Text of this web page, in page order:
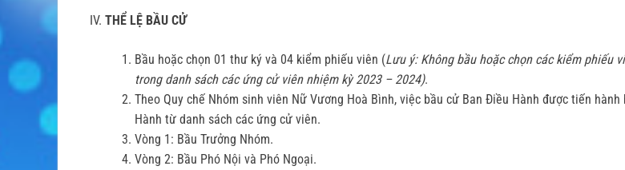
IV. THỂ LỆ BẦU CỬ
Bầu hoặc chọn 01 thư ký và 04 kiểm phiếu viên (Lưu ý: Không bầu hoặc chọn các kiểm phiếu
trong danh sách các ứng cử viên nhiệm kỳ 2023 – 2024).
Theo Quy chế Nhóm sinh viên Nữ Vương Hoà Bình, việc bầu cử Ban Điều Hành được tiến
Hành từ danh sách các ứng cử viên.
Vòng 1: Bầu Trưởng Nhóm.
Vòng 2: Bầu Phó Nội và Phó Ngoại.